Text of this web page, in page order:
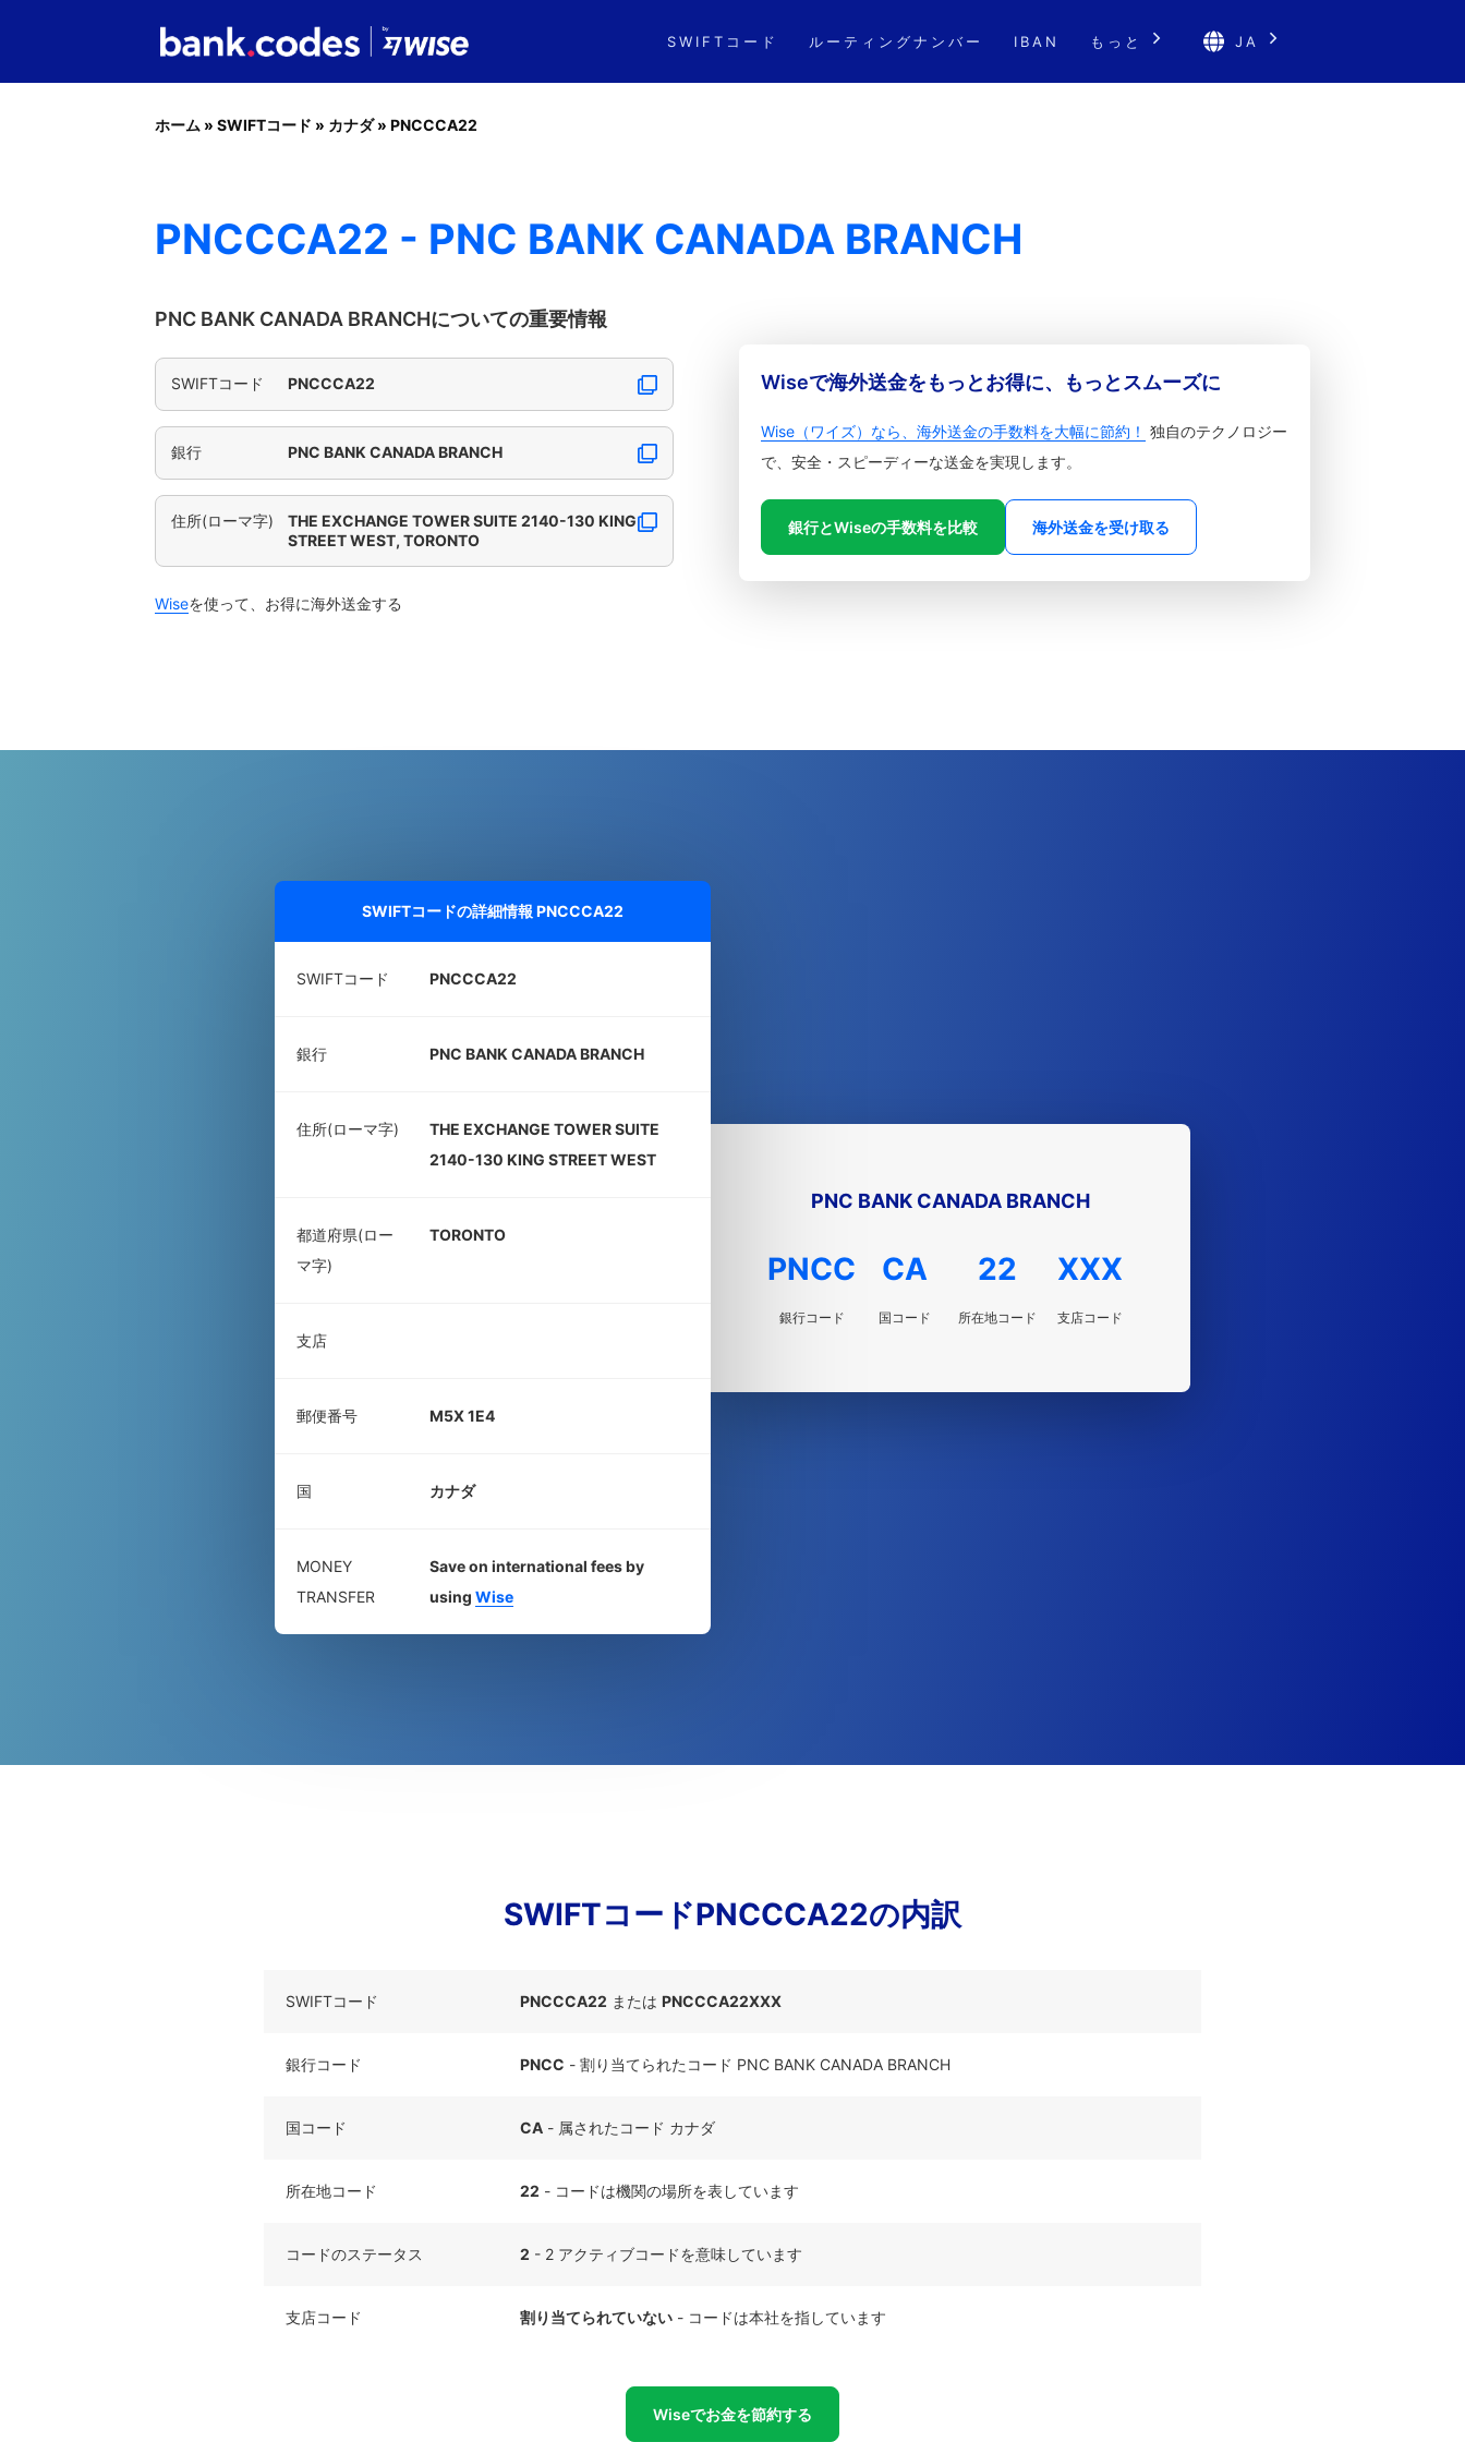
SWIFTコード ルーティングナンバー IBAN もっと JA
ホーム » SWIFTコード » カナダ» PNCCCA22
PNCCCA22 - PNC BANK CANADA BRANCH
PNC BANK CANADA BRANCHについての重要情報
SWIFTコード PNCCCA22
銀行 PNC BANK CANADA BRANCH
住所(ローマ字)
THE EXCHANGE TOWER SUITE 2140-130 KING
STREET WEST, TORONTO
Wiseを使って、お得に海外送金する
Wiseで海外送金をもっとお得に、もっとスムーズに
Wise（ワイズ）なら、海外送金の手数料を大幅に節約！ 独自のテクノロジー
で、安全・スピーディーな送金を実現します。
銀行とWiseの手数料を比較 海外送金を受け取る
SWIFTコードの詳細情報 PNCCCA22
SWIFTコード PNCCCA22
銀行 PNC BANK CANADA BRANCH
住所(ローマ字)
THE EXCHANGE TOWER SUITE
2140-130 KING STREET WEST
都道府県(ロー
マ字)
TORONTO
支店
郵便番号 M5X 1E4
国 カナダ
MONEY
TRANSFER
Save on international fees by
using Wise
PNC BANK CANADA BRANCH
PNCC
銀行コード
CA
国コード
22
所在地コード
XXX
支店コード
SWIFTコードPNCCCA22の内訳
SWIFTコード PNCCCA22 または PNCCCA22XXX
銀行コード PNCC - 割り当てられたコード PNC BANK CANADA BRANCH
国コード CA - 属されたコード カナダ
所在地コード 22 - コードは機関の場所を表しています
コードのステータス 2 - 2 アクティブコードを意味しています
支店コード 割り当てられていない - コードは本社を指しています
Wiseでお金を節約する